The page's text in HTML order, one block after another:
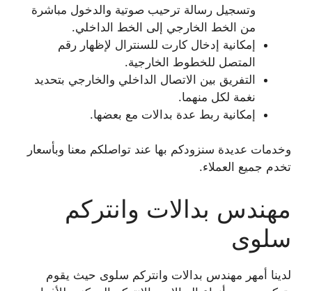
وتسجيل رسالة ترحيب صوتية والدخول مباشرة
من الخط الخارجي إلى الخط الداخلي.
إمكانية إدخال كارت للسنترال لإظهار رقم
المتصل للخطوط الخارجية.
التفريق بين الاتصال الداخلي والخارجي بتحديد
نغمة لكل منهما.
إمكانية ربط عدة بدالات مع بعضها.
وخدمات عديدة سنزودكم بها عند تواصلكم معنا وبأسعار
تخدم جميع العملاء.
مهندس بدالات وانتركم
سلوى
لدينا أمهر مهندس بدالات وانتركم سلوى حيث يقوم